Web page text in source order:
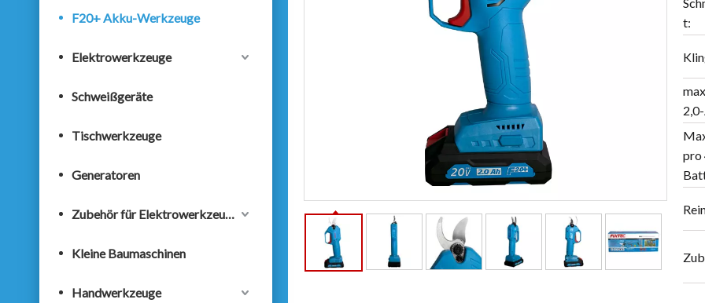
F20+ Akku-Werkzeuge
Elektrowerkzeuge
Schweißgeräte
Tischwerkzeuge
Generatoren
Zubehör für Elektrowerkzeuge
Kleine Baumaschinen
Handwerkzeuge
t:
pro